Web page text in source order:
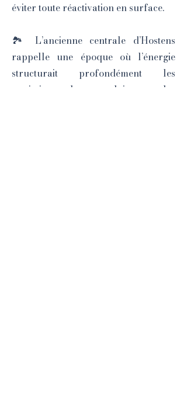
éviter toute réactivation en surface.
🏞️ L’ancienne centrale d’Hostens
rappelle une époque où l’énergie
structurait profondément les
territoires, les emplois et les